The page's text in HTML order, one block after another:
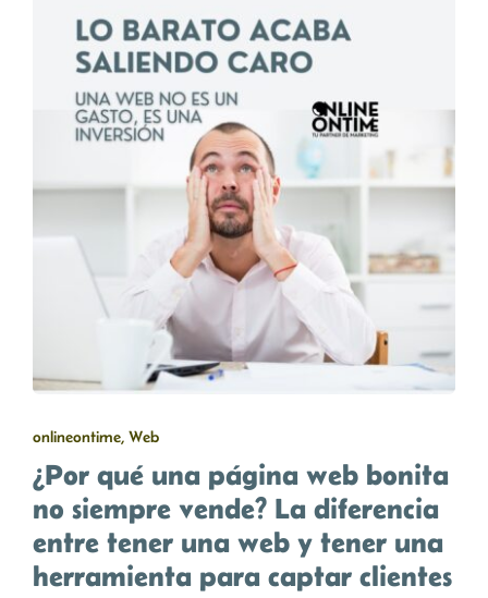
onlineontime, Web
¿Por qué una página web bonita
no siempre vende? La diferencia
entre tener una web y tener una
herramienta para captar clientes